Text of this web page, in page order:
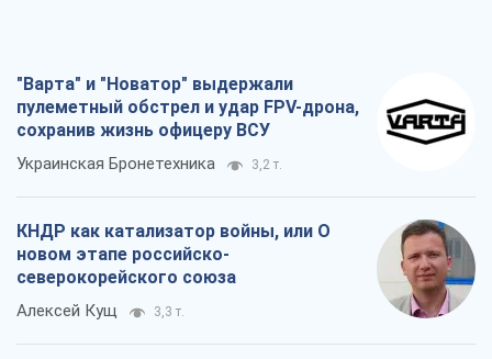
"Варта" и "Новатор" выдержали
пулеметный обстрел и удар FPV-дрона,
сохранив жизнь офицеру ВСУ
Украинская Бронетехника 3,2 т.
КНДР как катализатор войны, или О
новом этапе российско-
северокорейского союза
Алексей Кущ 3,3 т.